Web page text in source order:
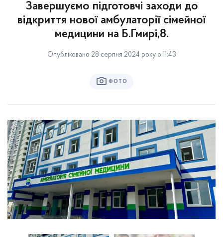
Завершуємо підготовчі заходи до
відкриття нової амбулаторії сімейної
медицини на Б.Гмирі,8.
Опубліковано 28 серпня 2024 року о 11:43
ФОТО